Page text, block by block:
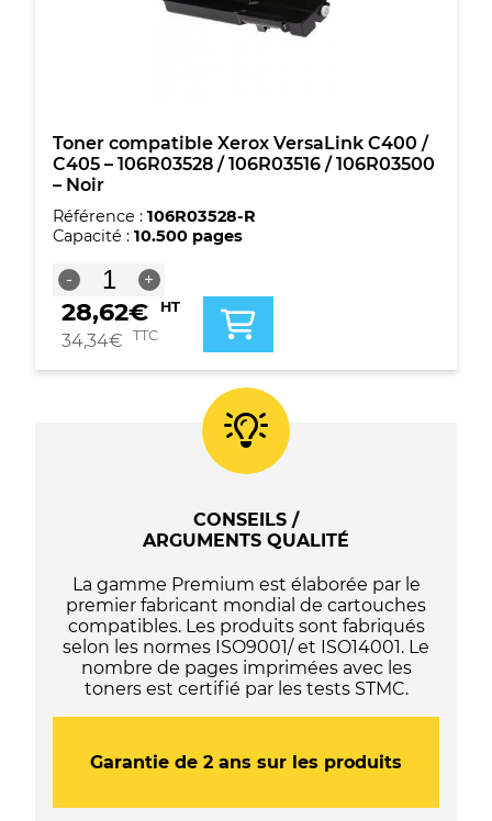
Toner compatible Xerox VersaLink C400 /
C405 – 106R03528 / 106R03516 / 106R03500
– Noir
Référence : 106R03528-R
Capacité : 10.500 pages
-
quantité
de
Toner
compatible
VersaLink
-
Noir
+
28,62€ HT
34,34€ TTC
CONSEILS /
ARGUMENTS QUALITÉ
La gamme Premium est élaborée par le
premier fabricant mondial de cartouches
compatibles. Les produits sont fabriqués
selon les normes ISO9001/ et ISO14001. Le
nombre de pages imprimées avec les
toners est certifié par les tests STMC.
Garantie de 2 ans sur les produits